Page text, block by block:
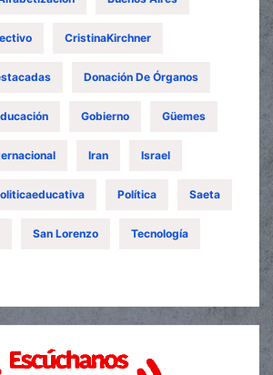
CristinaKirchner
Donación De Órganos
Gobierno Güemes
Iran Israel
Política Saeta
San Lorenzo Tecnología